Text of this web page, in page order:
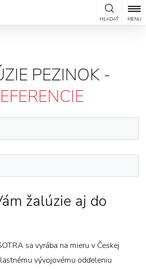
HĽADAŤ MENU
PEZINOK -
žalúzie aj do
sa vyrába na mieru v Českej
vývojovému oddeleniu